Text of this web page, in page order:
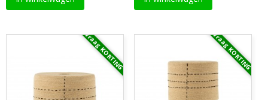
Vraag KORTING Vraag KORTING